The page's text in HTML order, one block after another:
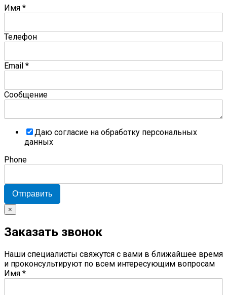
Имя *
Телефон
Email *
Сообщение
Даю согласие на обработку персональных
данных
Phone
Отправить
×
Заказать звонок
Наши специалисты свяжутся с вами в ближайшее время
и проконсультируют по всем интересующим вопросам
Имя *